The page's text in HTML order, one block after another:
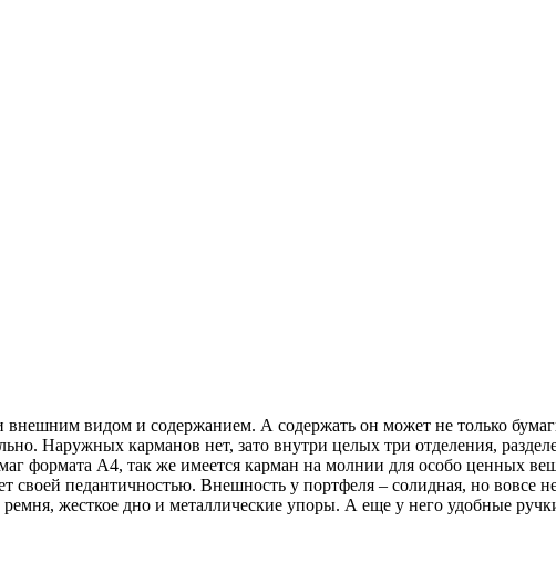
видом и содержанием. А содержать он может не только
Наружных карманов нет, зато внутри целых три отделения,
формата А4, так же имеется карман на молнии для особо ценных
своей педантичностью. Внешность у портфеля – солидная, но вовсе
жесткое дно и металлические упоры. А еще у него удобные